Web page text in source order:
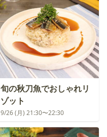
旬の秋刀魚でおしゃれリ
ゾット
9/26 (月) 21:30〜22:30